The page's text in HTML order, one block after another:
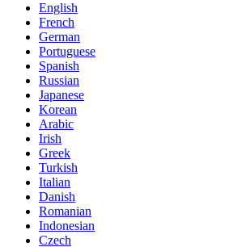
English
French
German
Portuguese
Spanish
Russian
Japanese
Korean
Arabic
Irish
Greek
Turkish
Italian
Danish
Romanian
Indonesian
Czech